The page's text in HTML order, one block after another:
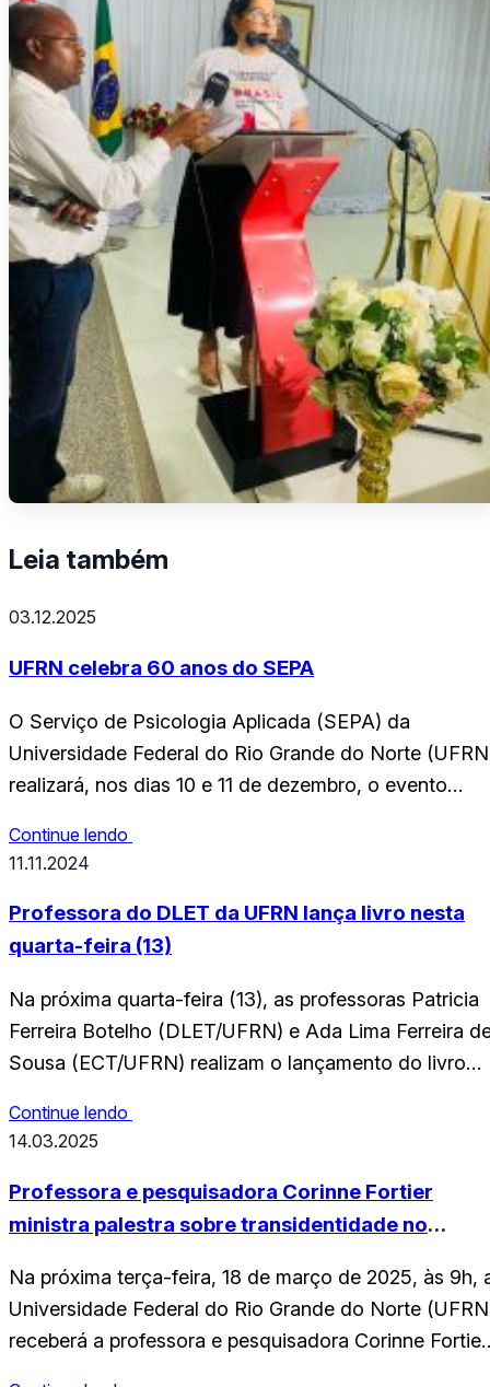
Leia também
03.12.2025
UFRN celebra 60 anos do SEPA
O Serviço de Psicologia Aplicada (SEPA) da
Universidade Federal do Rio Grande do Norte
realizará, nos dias 10 e 11 de dezembro, o evento
da psicologia no RN!”. A programação marca seis
acadêmica, clínica e social da psicologia no estado,
reunindo…
Continue lendo
11.11.2024
Professora do DLET da UFRN lança livro nesta
quarta-feira (13)
Na próxima quarta-feira (13), as professoras Patricia
Ferreira Botelho (DLET/UFRN) e Ada Lima Ferreira
Sousa (ECT/UFRN) realizam o lançamento do livro
repensando estratégias de ensino”. O evento
Potilândia-Natal. A obra traz 8 capítulos escritos
pesquisadores do grupo “Metacognição…
Continue lendo
14.03.2025
Professora e pesquisadora Corinne Fortier
ministra palestra sobre transidentidade no
Na próxima terça-feira, 18 de março de 2025, às 9h,
Universidade Federal do Rio Grande do Norte
receberá a professora e pesquisadora Corinne Fortier